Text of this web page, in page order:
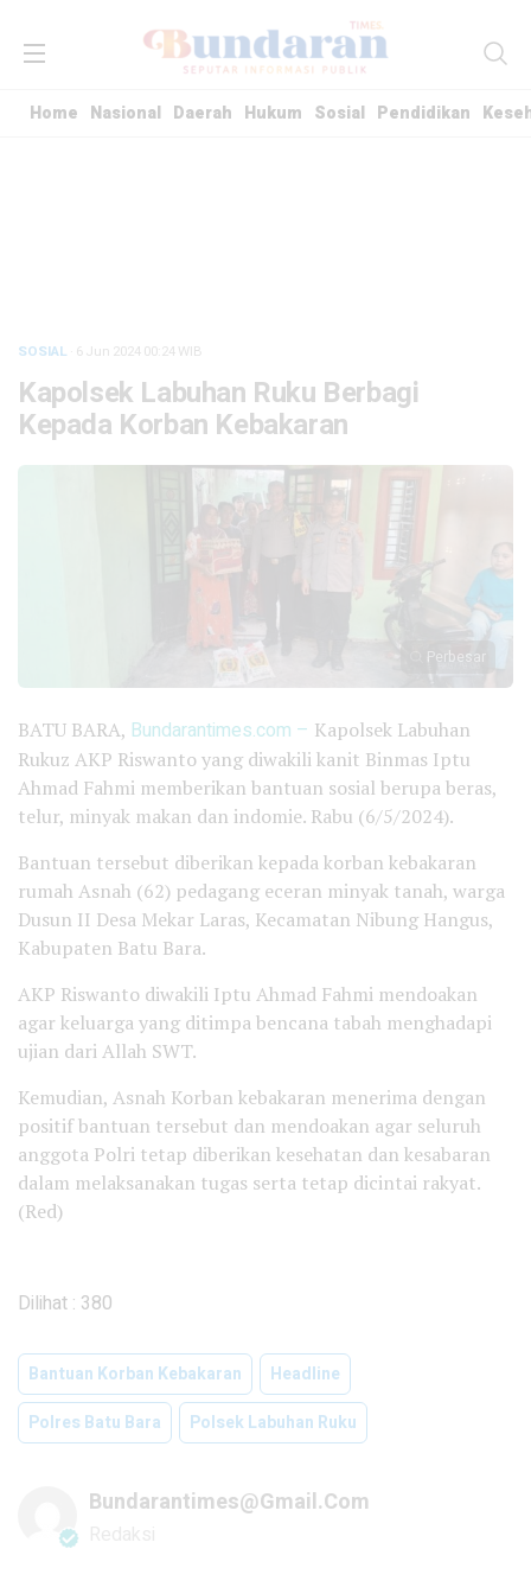
Home Nasional Daerah Hukum Sosial Pendidikan
SOSIAL · 6 Jun 2024 00:24 WIB
Kapolsek Labuhan Ruku Berbagi
Kepada Korban Kebakaran
Perbesar
BATU BARA, Bundarantimes.com – Kapolsek Labuhan
Rukuz AKP Riswanto yang diwakili kanit Binmas Iptu
Ahmad Fahmi memberikan bantuan sosial berupa beras,
telur, minyak makan dan indomie. Rabu (6/5/2024).
Bantuan tersebut diberikan kepada korban kebakaran
rumah Asnah (62) pedagang eceran minyak tanah, warga
Dusun II Desa Mekar Laras, Kecamatan Nibung Hangus,
Kabupaten Batu Bara.
AKP Riswanto diwakili Iptu Ahmad Fahmi mendoakan
agar keluarga yang ditimpa bencana tabah menghadapi
ujian dari Allah SWT.
Kemudian, Asnah Korban kebakaran menerima dengan
positif bantuan tersebut dan mendoakan agar seluruh
anggota Polri tetap diberikan kesehatan dan kesabaran
dalam melaksanakan tugas serta tetap dicintai rakyat.
(Red)
Dilihat : 380
Bantuan Korban Kebakaran
Headline
Polres Batu Bara
Polsek Labuhan Ruku
Bundarantimes@gmail.com